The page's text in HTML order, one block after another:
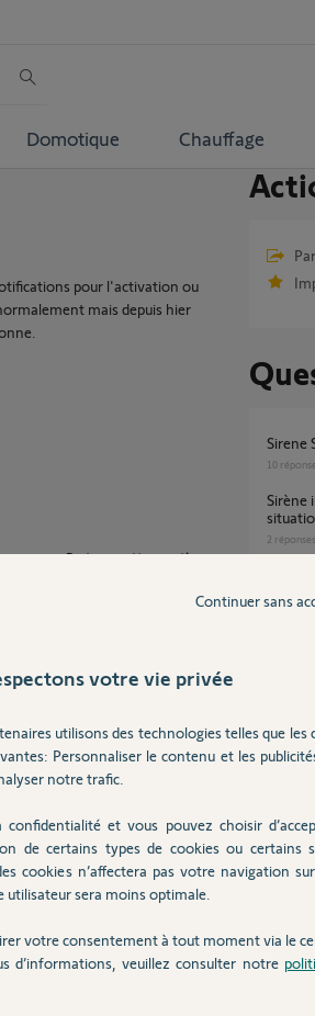
Domotique Chauffage
pour l'activation ou
mais depuis hier
Partager cette question
fil de discussion
Sirène soit
et
votre
10
Sirène intérieur ne fait aucun son (en test et
2 réponses
et
1réponse
4réponses
votre vie privée
utilisons des technologies telles que les
Personnaliser le contenu et les
notre trafic.
et vous pouvez choisir
de certains types de cookies ou certains
cookies n’affectera pas votre navigation
sera moins optimale.
votre consentement à tout moment via le
d’informations, veuillez consulter notre
Continuer sans